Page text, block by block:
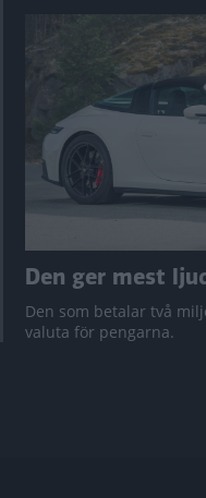
Den ger mest
Den som betalar två
valuta för pengarna.